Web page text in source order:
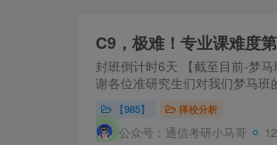
C9，极难！专业课难度
封班倒计时6天 【截至目前-梦
谢各位准研究生们对我们梦马
【985】 择校分析
公众号：通信考研小马哥